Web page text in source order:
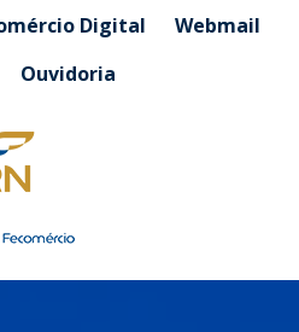
Digital
Webmail
Ouvidoria